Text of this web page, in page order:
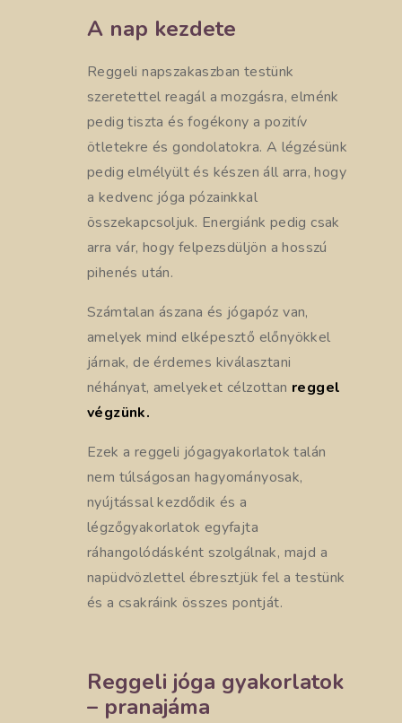
A nap kezdete
Reggeli napszakaszban testünk
szeretettel reagál a mozgásra, elménk
pedig tiszta és fogékony a pozitív
ötletekre és gondolatokra. A légzésünk
pedig elmélyült és készen áll arra, hogy
a kedvenc jóga pózainkkal
összekapcsoljuk. Energiánk pedig csak
arra vár, hogy felpezsdüljön a hosszú
pihenés után.
Számtalan ászana és jógapóz van,
amelyek mind elképesztő előnyökkel
járnak, de érdemes kiválasztani
néhányat, amelyeket célzottan reggel
végzünk.
Ezek a reggeli jógagyakorlatok talán
nem túlságosan hagyományosak,
nyújtással kezdődik és a
légzőgyakorlatok egyfajta
ráhangolódásként szolgálnak, majd a
napüdvözlettel ébresztjük fel a testünk
és a csakráink összes pontját.
Reggeli jóga gyakorlatok
– pranajáma